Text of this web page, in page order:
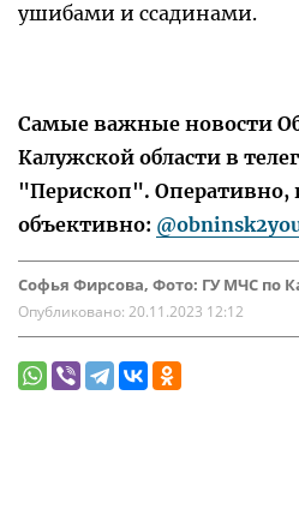
ушибами и ссадинами.
Самые важные новости
Калужской области в
"Перископ". Оперативно,
объективно:
Софья Фирсова, Фото: ГУ МЧС по
Опубликовано: 20.11.2023 12:12